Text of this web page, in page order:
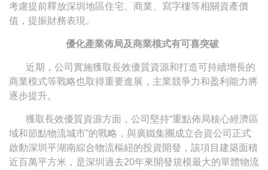
考慮提前釋放深圳地區住宅、商業、寫字樓等相關資產價
值，提振財務表現。
優化產業佈局及商業模式有可喜突破
近期，公司實施獲取長效優質資源和打造可持續增長的
商業模式等戰略也取得重要進展，主業競爭力和盈利能力將
逐步提升。
獲取長效優質資源方面，公司堅持“重點佈局核心經濟區
域和節點物流城市”的戰略，與廣鐵集團成立合資公司正式
啟動深圳平湖南綜合物流樞紐的投資開發，該項目建築面積
近百萬平方米，是深圳過去20年來開發規模最大的單體物流